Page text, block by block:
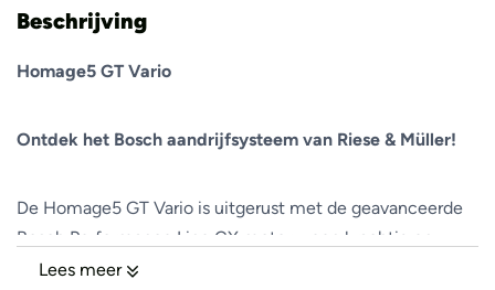
Beschrijving
Homage5 GT Vario
Ontdek het Bosch aandrijfsysteem van Riese & Müller!
De Homage5 GT Vario is uitgerust met de geavanceerde
Bosch Performance Line CX motor – een krachtig en
intelligent systeem dat staat voor betrouwbaarheid,
Lees meer